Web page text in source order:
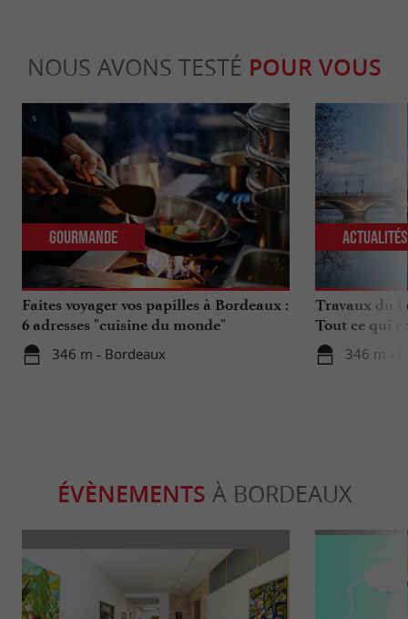
NOUS AVONS TESTÉ POUR VOUS
Faites voyager vos papilles à Bordeaux :
6 adresses "cuisine du monde"
346 m - Bordeaux
Gourmande
Travaux du
Tout ce qui
346 m -
Actualités
ÉVÈNEMENTS À BORDEAUX